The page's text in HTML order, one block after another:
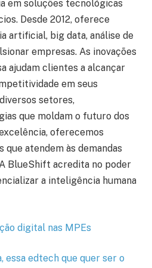
em soluções tecnológicas
Desde 2012, oferece
artificial, big data, análise de
empresas. As inovações
ajudam clientes a alcançar
em seus
setores,
que moldam o futuro dos
oferecemos
que atendem às demandas
BlueShift acredita no poder
a inteligência humana
digital nas MPEs
essa edtech que quer ser o